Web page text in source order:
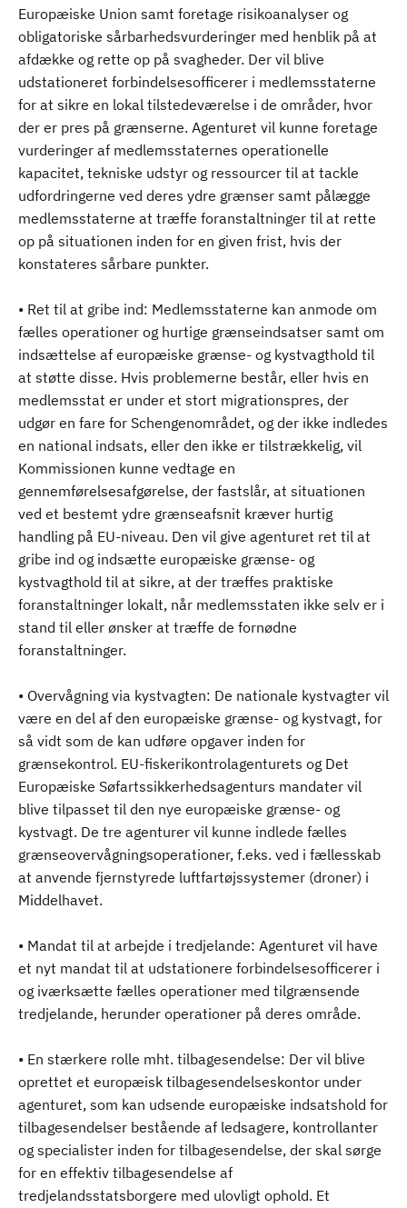
Europæiske Union samt foretage risikoanalyser og
obligatoriske sårbarhedsvurderinger med henblik på at
afdække og rette op på svagheder. Der vil blive
udstationeret forbindelsesofficerer i medlemsstaterne
for at sikre en lokal tilstedeværelse i de områder, hvor
der er pres på grænserne. Agenturet vil kunne foretage
vurderinger af medlemsstaternes operationelle
kapacitet, tekniske udstyr og ressourcer til at tackle
udfordringerne ved deres ydre grænser samt pålægge
medlemsstaterne at træffe foranstaltninger til at rette
op på situationen inden for en given frist, hvis der
konstateres sårbare punkter.
• Ret til at gribe ind: Medlemsstaterne kan anmode om
fælles operationer og hurtige grænseindsatser samt om
indsættelse af europæiske grænse- og kystvagthold til
at støtte disse. Hvis problemerne består, eller hvis en
medlemsstat er under et stort migrationspres, der
udgør en fare for Schengenområdet, og der ikke indledes
en national indsats, eller den ikke er tilstrækkelig, vil
Kommissionen kunne vedtage en
gennemførelsesafgørelse, der fastslår, at situationen
ved et bestemt ydre grænseafsnit kræver hurtig
handling på EU-niveau. Den vil give agenturet ret til at
gribe ind og indsætte europæiske grænse- og
kystvagthold til at sikre, at der træffes praktiske
foranstaltninger lokalt, når medlemsstaten ikke selv er i
stand til eller ønsker at træffe de fornødne
foranstaltninger.
• Overvågning via kystvagten: De nationale kystvagter vil
være en del af den europæiske grænse- og kystvagt, for
så vidt som de kan udføre opgaver inden for
grænsekontrol. EU-fiskerikontrolagenturets og Det
Europæiske Søfartssikkerhedsagenturs mandater vil
blive tilpasset til den nye europæiske grænse- og
kystvagt. De tre agenturer vil kunne indlede fælles
grænseovervågningsoperationer, f.eks. ved i fællesskab
at anvende fjernstyrede luftfartøjssystemer (droner) i
Middelhavet.
• Mandat til at arbejde i tredjelande: Agenturet vil have
et nyt mandat til at udstationere forbindelsesofficerer i
og iværksætte fælles operationer med tilgrænsende
tredjelande, herunder operationer på deres område.
• En stærkere rolle mht. tilbagesendelse: Der vil blive
oprettet et europæisk tilbagesendelseskontor under
agenturet, som kan udsende europæiske indsatshold for
tilbagesendelser bestående af ledsagere, kontrollanter
og specialister inden for tilbagesendelse, der skal sørge
for en effektiv tilbagesendelse af
tredjelandsstatsborgere med ulovligt ophold. Et